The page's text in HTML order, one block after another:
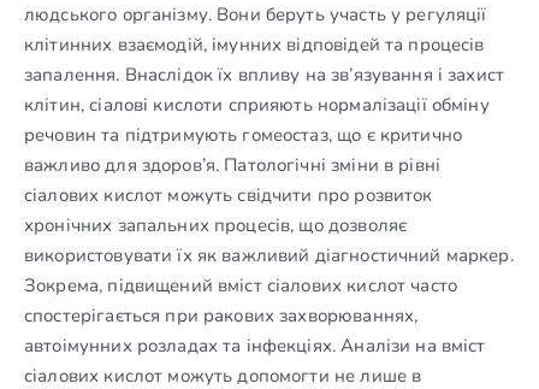
людського організму. Вони беруть участь у регуляції
клітинних взаємодій, імунних відповідей та процесів
запалення. Внаслідок їх впливу на зв’язування і захист
клітин, сіалові кислоти сприяють нормалізації обміну
речовин та підтримують гомеостаз, що є критично
важливо для здоров’я. Патологічні зміни в рівні
сіалових кислот можуть свідчити про розвиток
хронічних запальних процесів, що дозволяє
використовувати їх як важливий діагностичний маркер.
Зокрема, підвищений вміст сіалових кислот часто
спостерігається при ракових захворюваннях,
автоімунних розладах та інфекціях. Аналізи на вміст
сіалових кислот можуть допомогти не лише в